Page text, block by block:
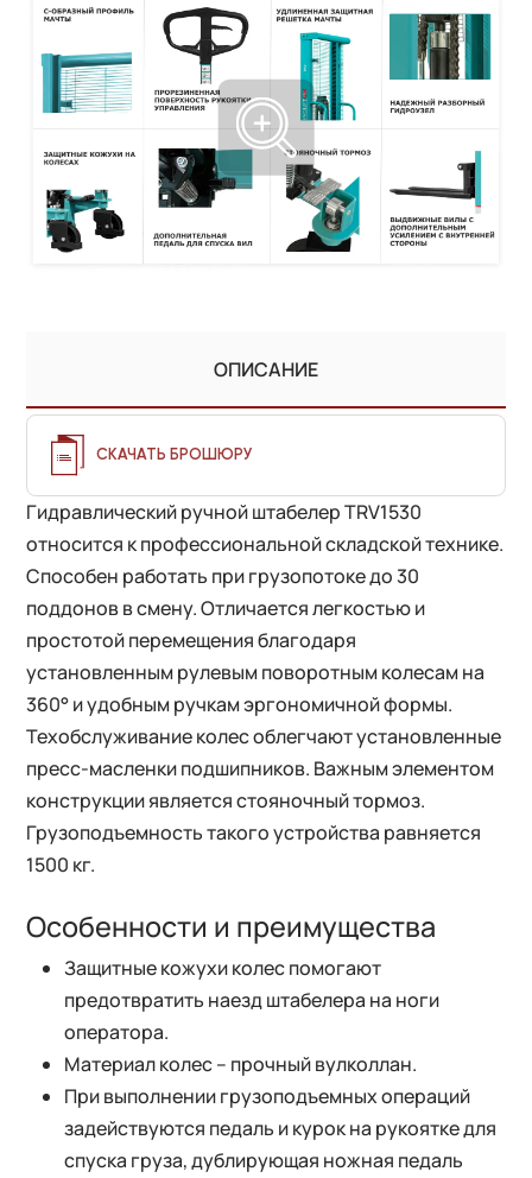
ОПИСАНИЕ
СКАЧАТЬ БРОШЮРУ
Гидравлический ручной штабелер TRV1530
относится к профессиональной складской технике.
Способен работать при грузопотоке до 30
поддонов в смену. Отличается легкостью и
простотой перемещения благодаря
установленным рулевым поворотным колесам на
360° и удобным ручкам эргономичной формы.
Техобслуживание колес облегчают установленные
пресс-масленки подшипников. Важным элементом
конструкции является стояночный тормоз.
Грузоподъемность такого устройства равняется
1500 кг.
Особенности и преимущества
Защитные кожухи колес помогают
предотвратить наезд штабелера на ноги
оператора.
Материал колес – прочный вулколлан.
При выполнении грузоподъемных операций
задействуются педаль и курок на рукоятке для
спуска груза, дублирующая ножная педаль